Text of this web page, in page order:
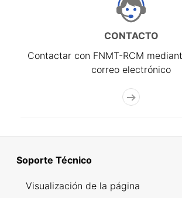
CONTACTO
Contactar con FNMT-RCM
correo electrónico
Soporte Técnico
Visualización de la página